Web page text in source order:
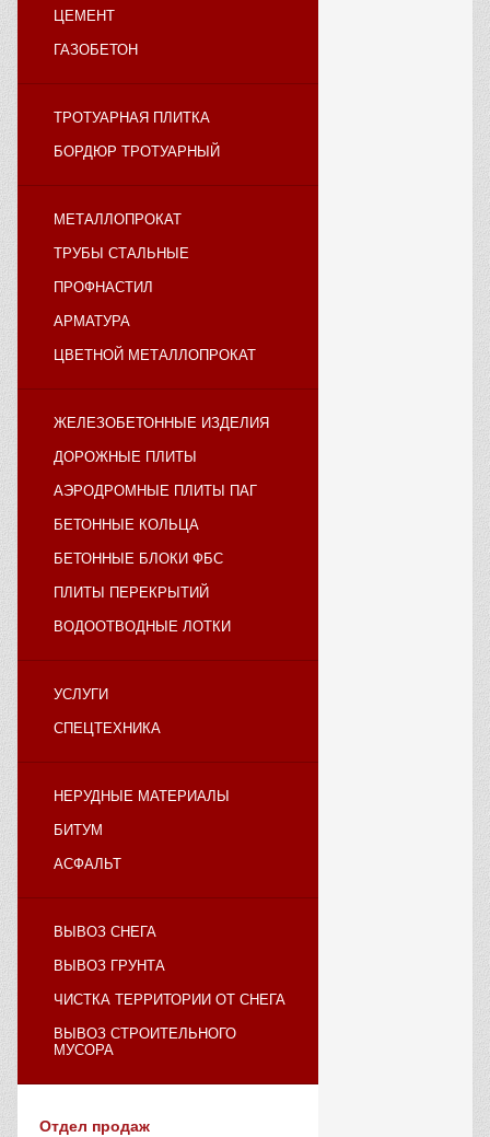
ЦЕМЕНТ
ГАЗОБЕТОН
ТРОТУАРНАЯ ПЛИТКА
БОРДЮР ТРОТУАРНЫЙ
МЕТАЛЛОПРОКАТ
ТРУБЫ СТАЛЬНЫЕ
ПРОФНАСТИЛ
АРМАТУРА
ЦВЕТНОЙ МЕТАЛЛОПРОКАТ
ЖЕЛЕЗОБЕТОННЫЕ ИЗДЕЛИЯ
ДОРОЖНЫЕ ПЛИТЫ
АЭРОДРОМНЫЕ ПЛИТЫ ПАГ
БЕТОННЫЕ КОЛЬЦА
БЕТОННЫЕ БЛОКИ ФБС
ПЛИТЫ ПЕРЕКРЫТИЙ
ВОДООТВОДНЫЕ ЛОТКИ
УСЛУГИ
СПЕЦТЕХНИКА
НЕРУДНЫЕ МАТЕРИАЛЫ
БИТУМ
АСФАЛЬТ
ВЫВОЗ СНЕГА
ВЫВОЗ ГРУНТА
ЧИСТКА ТЕРРИТОРИИ ОТ СНЕГА
ВЫВОЗ СТРОИТЕЛЬНОГО
МУСОРА
Отдел продаж